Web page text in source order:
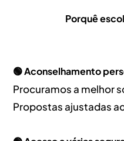
Porquê
🟢 Aconselhamento
Procuramos a melhor
Propostas ajustadas